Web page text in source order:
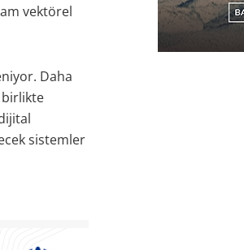
vektörel
Daha
birlikte
sistemler